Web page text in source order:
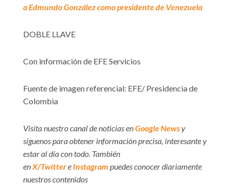
a Edmundo González como presidente de Venezuela
DOBLE LLAVE
Con información de EFE Servicios
Fuente de imagen referencial: EFE/ Presidencia de
Colombia
Visita nuestro canal de noticias enGoogle Newsy
síguenos para obtener información precisa, interesante y
estar al día con todo. También
enX/Twittere Instagram puedes conocer diariamente
nuestros contenidos